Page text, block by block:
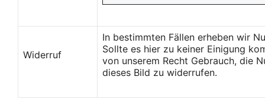
Widerruf
In bestimmten Fällen erheben wir
Sollte es hier zu keiner Einigung
von unserem Recht Gebrauch, die
dieses Bild zu widerrufen.